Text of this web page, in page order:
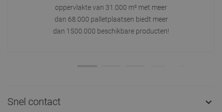
oppervlakte van 31.000 m² met meer
dan 68.000 palletplaatsen biedt meer
dan 1500.000 beschikbare producten!
Snel contact 